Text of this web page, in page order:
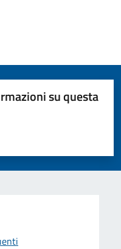
su questa